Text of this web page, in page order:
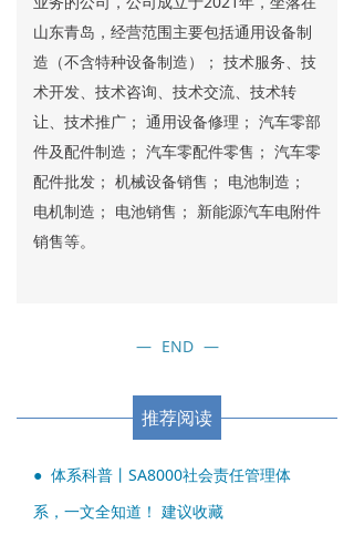
山东青岛，经营范围主要包括通用设备制
造（不含特种设备制造）； 技术服务、技
术开发、技术咨询、技术交流、技术转
让、技术推广； 通用设备修理； 汽车零部
件及配件制造； 汽车零配件零售； 汽车零
配件批发； 机械设备销售； 电池制造；
电机制造； 电池销售； 新能源汽车电附件
销售等。
— END —
推荐阅读
● 体系科普丨SA8000社会责任管理体
系，一文全知道！ 建议收藏